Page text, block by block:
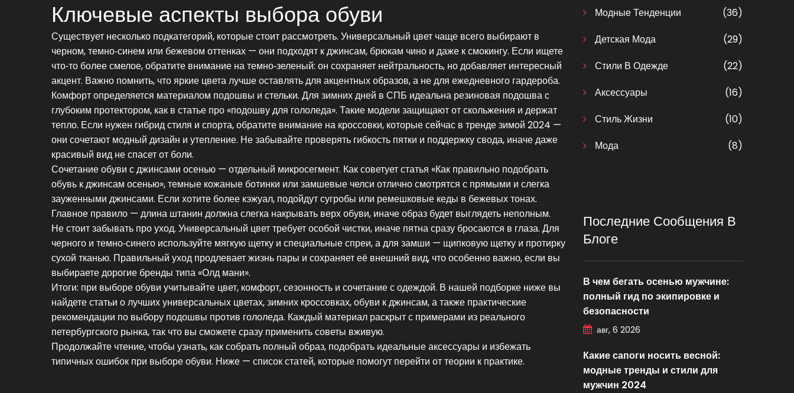
Ключевые аспекты выбора обуви
Существует несколько подкатегорий, которые стоит рассмотреть. Универсальный цвет чаще всего выбирают в
черном, темно‑синем или бежевом оттенках — они подходят к джинсам, брюкам чино и даже к смокингу. Если ищете
что‑то более смелое, обратите внимание на темно‑зеленый: он сохраняет нейтральность, но добавляет интересный
акцент. Важно помнить, что яркие цвета лучше оставлять для акцентных образов, а не для ежедневного гардероба.
Комфорт определяется материалом подошвы и стельки. Для зимних дней в СПБ идеальна резиновая подошва с
глубоким протектором, как в статье про «подошву для гололеда». Такие модели защищают от скольжения и держат
тепло. Если нужен гибрид стиля и спорта, обратите внимание на кроссовки, которые сейчас в тренде зимой 2024 —
они сочетают модный дизайн и утепление. Не забывайте проверять гибкость пятки и поддержку свода, иначе даже
красивый вид не спасет от боли.
Сочетание обуви с джинсами осенью — отдельный микросегмент. Как советует статья «Как правильно подобрать
обувь к джинсам осенью», темные кожаные ботинки или замшевые челси отлично смотрятся с прямыми и слегка
зауженными джинсами. Если хотите более кэжуал, подойдут сугробы или ремешковые кеды в бежевых тонах.
Главное правило — длина штанин должна слегка накрывать верх обуви, иначе образ будет выглядеть неполным.
Не стоит забывать про уход. Универсальный цвет требует особой чистки, иначе пятна сразу бросаются в глаза. Для
черного и темно‑синего используйте мягкую щетку и специальные спреи, а для замши — щипковую щетку и протирку
сухой тканью. Правильный уход продлевает жизнь пары и сохраняет её внешний вид, что особенно важно, если вы
выбираете дорогие бренды типа «Олд мани».
Итоги: при выборе обуви учитывайте цвет, комфорт, сезонность и сочетание с одеждой. В нашей подборке ниже вы
найдете статьи о лучших универсальных цветах, зимних кроссовках, обуви к джинсам, а также практические
рекомендации по выбору подошвы против гололеда. Каждый материал раскрыт с примерами из реального
петербургского рынка, так что вы сможете сразу применить советы вживую.
Продолжайте чтение, чтобы узнать, как собрать полный образ, подобрать идеальные аксессуары и избежать
типичных ошибок при выборе обуви. Ниже — список статей, которые помогут перейти от теории к практике.
Модные Тенденции
(36)
Детская Мода
(29)
Стили В Одежде
(22)
Аксессуары
(16)
Стиль Жизни
(10)
Мода
(8)
Последние Сообщения В
Блоге
В чем бегать осенью мужчине:
полный гид по экипировке и
безопасности
авг, 6 2026
Какие сапоги носить весной:
модные тренды и стили для
мужчин 2024